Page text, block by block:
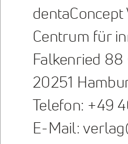
dentaConcept
Centrum für
Falkenried 88
20251
Telefon: +49
E-Mail: